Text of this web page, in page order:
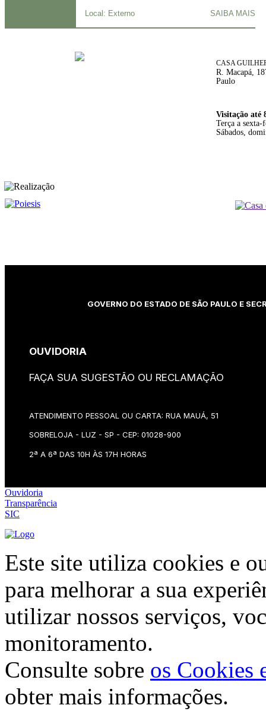
Local: Externo SAIBA MAIS
CASA
R. Macapá,
Paulo
Visitação até
Terça a sexta-
Sábados,
REALIZAÇÃO
GOVERNO DO ESTADO DE SÃO PAULO E
OUVIDORIA
FAÇA SUA SUGESTÃO OU RECLAMAÇÃO
ATENDIMENTO PESSOAL OU CARTA: RUA MAUÁ, 51
SOBRELOJA - LUZ - SP - CEP: 01028-900
2ª A 6ª DAS 10H ÀS 17H HORAS
Ouvidoria
Transparência
SIC
Este site utiliza cookies e
para melhorar a sua
utilizar nossos serviços,
monitoramento.
Consulte sobre os Cookies
obter mais informações.